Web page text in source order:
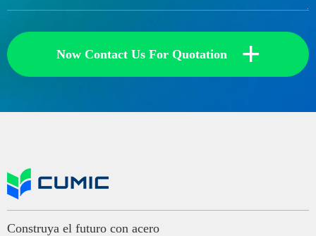
Now Contact Us For Quotation +
Construya el futuro con acero